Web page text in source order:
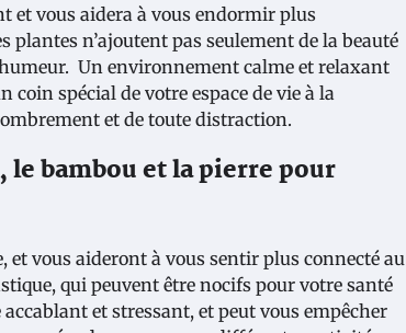
et vous aidera à vous endormir plus
plantes n’ajoutent pas seulement de la beauté
Un environnement calme et relaxant
coin spécial de votre espace de vie à la
et de toute distraction.
bambou et la pierre pour
vous aideront à vous sentir plus connecté au
qui peuvent être nocifs pour votre santé
et stressant, et peut vous empêcher